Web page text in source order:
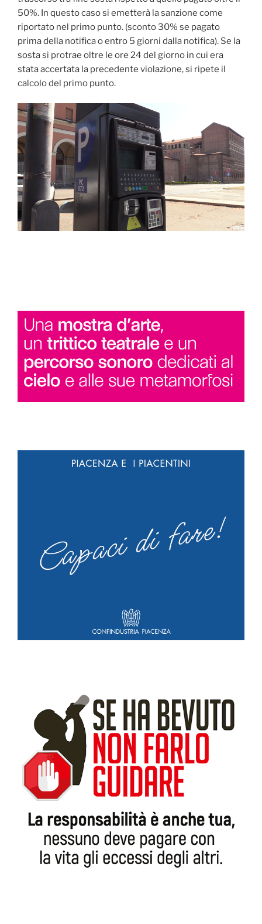
50%. In questo caso si emetterà la sanzione come
riportato nel primo punto. (sconto 30% se pagato
prima della notifica o entro 5 giorni dalla notifica). Se la
sosta si protrae oltre le ore 24 del giorno in cui era
stata accertata la precedente violazione, si ripete il
calcolo del primo punto.